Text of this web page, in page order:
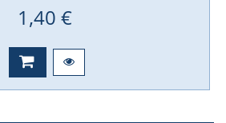
1,40 €